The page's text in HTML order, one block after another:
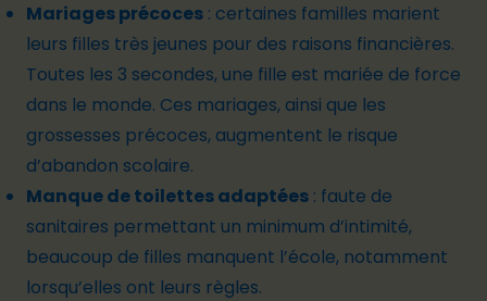
Mariages précoces : certaines familles marient
leurs filles très jeunes pour des raisons financières.
Toutes les 3 secondes, une fille est mariée de force
dans le monde. Ces mariages, ainsi que les
grossesses précoces, augmentent le risque
d’abandon scolaire.
Manque de toilettes adaptées : faute de
sanitaires permettant un minimum d’intimité,
beaucoup de filles manquent l’école, notamment
lorsqu’elles ont leurs règles.